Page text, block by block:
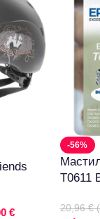
€
-56%
T0611
20,96 €